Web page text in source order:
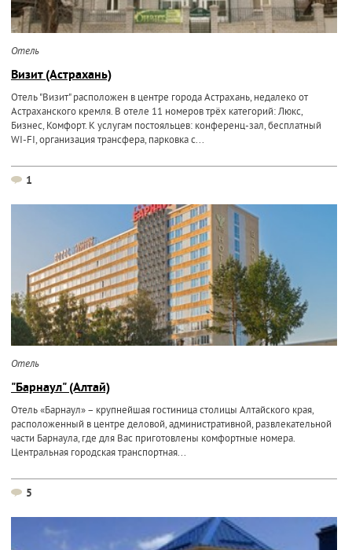
Отель
Визит (Астрахань)
Отель "Визит" расположен в центре города Астрахань, недалеко от
Астраханского кремля. В отеле 11 номеров трёх категорий: Люкс,
Бизнес, Комфорт. К услугам постояльцев: конференц-зал, бесплатный
WI-FI, организация трансфера, парковка с...
1
Отель
"Барнаул" (Алтай)
Отель «Барнаул» – крупнейшая гостиница столицы Алтайского края,
расположенный в центре деловой, административной, развлекательной
части Барнаула, где для Вас приготовлены комфортные номера.
Центральная городская транспортная...
5